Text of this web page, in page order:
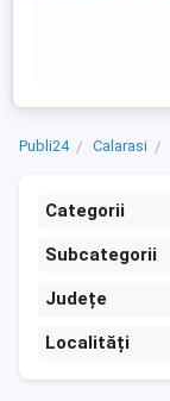
Publi24 Calarasi
Categorii
Subcategorii
Județe
Localități